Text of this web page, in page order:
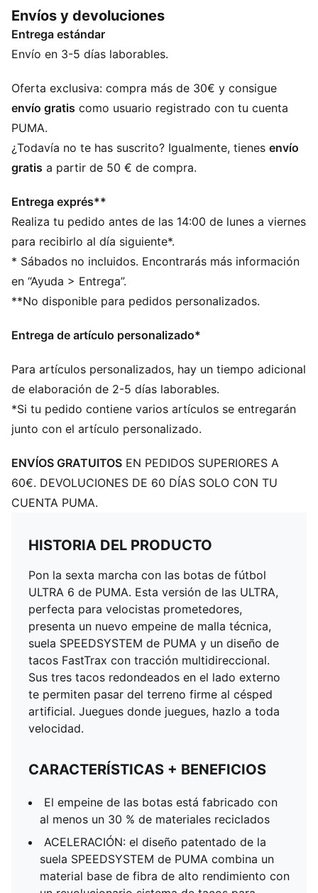
lado externo te permiten pasar del terreno firme al
césped artificial. Juegues donde juegues, hazlo a toda
velocidad.
El empeine de las botas está fabricado con al menos
un 30 % de materiales reciclados
ACELERACIÓN: el diseño patentado de la suela
de fibra de alto rendimiento con un revolucionario
sistema de tacos para maximizar el retorno de energía
TRACCIÓN: su diseño combina los tacos FastTrax
patentados por PUMA con otros redondeados en el
lateral para proporcionar una tracción óptima en
terreno firme y césped artificial
ESTABILIDAD: la estructura de soporte ligero
estabiliza el pie dentro de la bota para permitir
cambios de dirección rápidos
Ajuste estándar a estrecho
Cierre: con cordones
Tipo de talón: plano
Empeine de malla ligera
Revestimiento GripControl que proporciona un
FG/AG: adecuadas para el uso en superficies naturales
duras y césped artificial
PUMA Juvenil: recomendado para niños y
Envíos y devoluciones
Entrega estándar
Envío en 3-5 días laborables.
Oferta exclusiva: compra más de 30€ y consigue
envío gratis como usuario registrado con tu cuenta
PUMA.
¿Todavía no te has suscrito? Igualmente, tienes envío
gratis a partir de 50 € de compra.
Entrega exprés**
Realiza tu pedido antes de las 14:00 de lunes a viernes
para recibirlo al día siguiente*.
* Sábados no incluidos. Encontrarás más información
en “Ayuda > Entrega”.
**No disponible para pedidos personalizados.
Entrega de artículo personalizado*
Para artículos personalizados, hay un tiempo adicional
de elaboración de 2-5 días laborables.
*Si tu pedido contiene varios artículos se entregarán
junto con el artículo personalizado.
ENVÍOS GRATUITOS EN PEDIDOS SUPERIORES A
60€. DEVOLUCIONES DE 60 DÍAS SOLO CON TU
CUENTA PUMA.
HISTORIA DEL PRODUCTO
Pon la sexta marcha con las botas de fútbol
ULTRA 6 de PUMA. Esta versión de las ULTRA,
perfecta para velocistas prometedores,
presenta un nuevo empeine de malla técnica,
suela SPEEDSYSTEM de PUMA y un diseño de
tacos FastTrax con tracción multidireccional.
Sus tres tacos redondeados en el lado externo
te permiten pasar del terreno firme al césped
artificial. Juegues donde juegues, hazlo a toda
velocidad.
CARACTERÍSTICAS + BENEFICIOS
El empeine de las botas está fabricado con
al menos un 30 % de materiales reciclados
ACELERACIÓN: el diseño patentado de la
suela SPEEDSYSTEM de PUMA combina un
material base de fibra de alto rendimiento con